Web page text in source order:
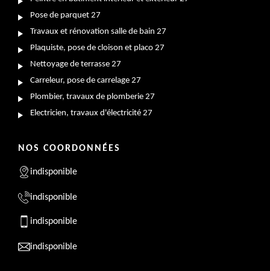
Pose de parquet 27
Travaux et rénovation salle de bain 27
Plaquiste, pose de cloison et placo 27
Nettoyage de terrasse 27
Carreleur, pose de carrelage 27
Plombier, travaux de plomberie 27
Electricien, travaux d'électricité 27
NOS COORDONNÉES
indisponible
indisponible
indisponible
indisponible